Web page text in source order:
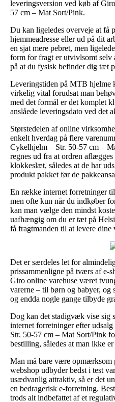
leveringsversion ved køb af
57 cm – Mat Sort/Pink.
Du kan ligeledes overveje at få
hjemmeadresse eller ud på dit
en sjat mere pebret, men
form for fragt er utvivlsomt selv
på at du fysisk befinder dig tæt
Leveringstiden på MTB
virkelig vital forudsat man
med det formål er det komplet
anslåede leveringsdato ved det
Størstedelen af online
enkelt hverdag på flere
Cykelhjelm – Str. 50-57 cm –
regnes ud fra at ordren
klokkeslæt, således at de har
produkt pakket før de
En række internet forretninger
men ofte kun når du indkøber
kan man vælge den mindst
uafhængig om du er tæt på
få fragtmanden til at levere dine
Det er særdeles let for
prissammenligne på tværs af e-
Giro online varehuse været
varerne – til børn og babyer, og
og endda nogle gange tilbyde
Dog kan det stadigvæk vise sig
internet forretninger efter
Str. 50-57 cm – Mat Sort/Pink
bestilling, således at man ikke
Man må bare være opmærksom
webshop udbyder bedst i test
usædvanlig attraktiv, så er det
en bedragerisk e-forretning.
trods alt indbefattet af et